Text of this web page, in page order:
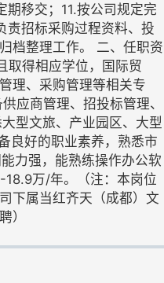
期移交；11.按公司规定完
责招标采购过程资料、投
档整理工作。 二、任职资
取得相应学位，国际贸
理、采购管理等相关专
应商管理、招投标管理、
型文旅、产业园区、大型
良好的职业素养，熟悉市
力强，能熟练操作办公软
万/年。（注：本岗位
下属当红齐天（成都）文
）